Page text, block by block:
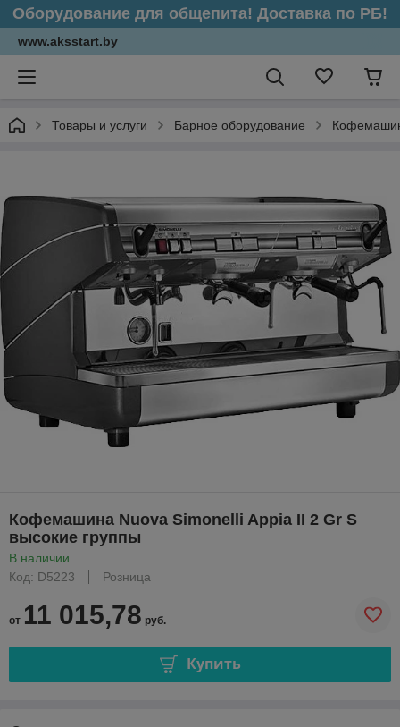
Оборудование для общепита! Доставка по РБ!
www.aksstart.by
Товары и услуги Барное оборудование
Кофемашина Nuova Simonelli Appia II 2 Gr S
высокие группы
В наличии
Код: D5223
Розница
от 11 015,78 руб.
Купить